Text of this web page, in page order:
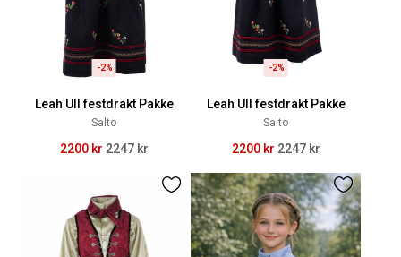
-2%
Leah Ull festdrakt Pakke
Salto
2200 kr 2247 kr
-2%
Leah Ull festdrakt Pakke
Salto
2200 kr 2247 kr